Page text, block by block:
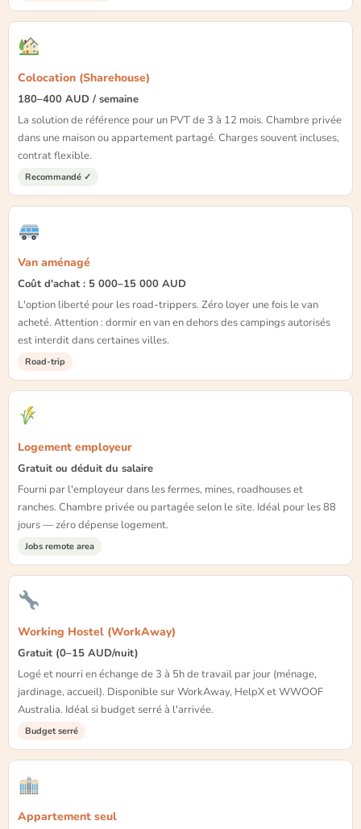
Colocation (Sharehouse)
180–400 AUD / semaine
La solution de référence pour un PVT de 3 à 12 mois. Chambre privée
dans une maison ou appartement partagé. Charges souvent incluses,
contrat flexible.
Recommandé ✓
Van aménagé
Coût d'achat : 5 000–15 000 AUD
L'option liberté pour les road-trippers. Zéro loyer une fois le van
acheté. Attention : dormir en van en dehors des campings autorisés
est interdit dans certaines villes.
Road-trip
Logement employeur
Gratuit ou déduit du salaire
Fourni par l'employeur dans les fermes, mines, roadhouses et
ranches. Chambre privée ou partagée selon le site. Idéal pour les 88
jours — zéro dépense logement.
Jobs remote area
Working Hostel (WorkAway)
Gratuit (0–15 AUD/nuit)
Logé et nourri en échange de 3 à 5h de travail par jour (ménage,
jardinage, accueil). Disponible sur WorkAway, HelpX et WWOOF
Australia. Idéal si budget serré à l'arrivée.
Budget serré
Appartement seul